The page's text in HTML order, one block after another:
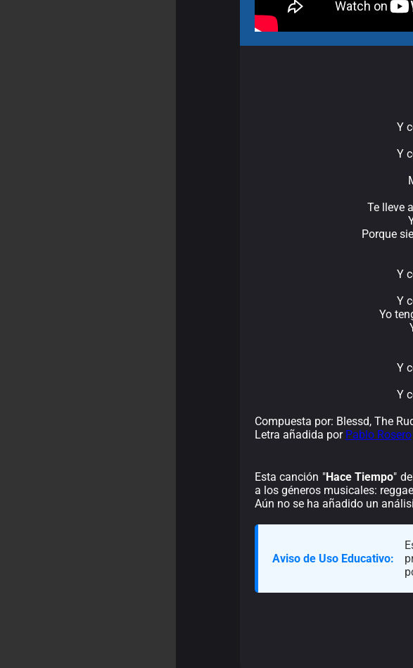
Y
Y
Te lleve
Porque
Y
Y
Yo
Y
Y
Compuesta por: Blessd, The
Letra añadida por Pablo Rosero
Esta canción "Hace Tiempo"
a los géneros musicales:
Aún no se ha añadido un
Aviso de Uso Educativo: